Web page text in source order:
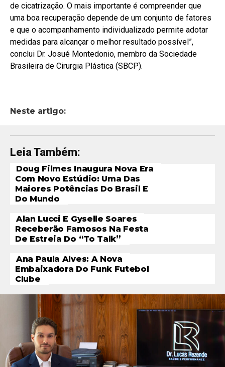
de cicatrização. O mais importante é compreender que
uma boa recuperação depende de um conjunto de fatores
e que o acompanhamento individualizado permite adotar
medidas para alcançar o melhor resultado possível”,
conclui Dr. Josué Montedonio, membro da Sociedade
Brasileira de Cirurgia Plástica (SBCP).
Neste artigo:
Leia Também:
Doug Filmes Inaugura Nova Era
Com Novo Estúdio: Uma Das
Maiores Potências Do Brasil E
Do Mundo
Alan Lucci E Gyselle Soares
Receberão Famosos Na Festa
De Estreia Do “To Talk”
Ana Paula Alves: A Nova
Embaixadora Do Funk Futebol
Clube